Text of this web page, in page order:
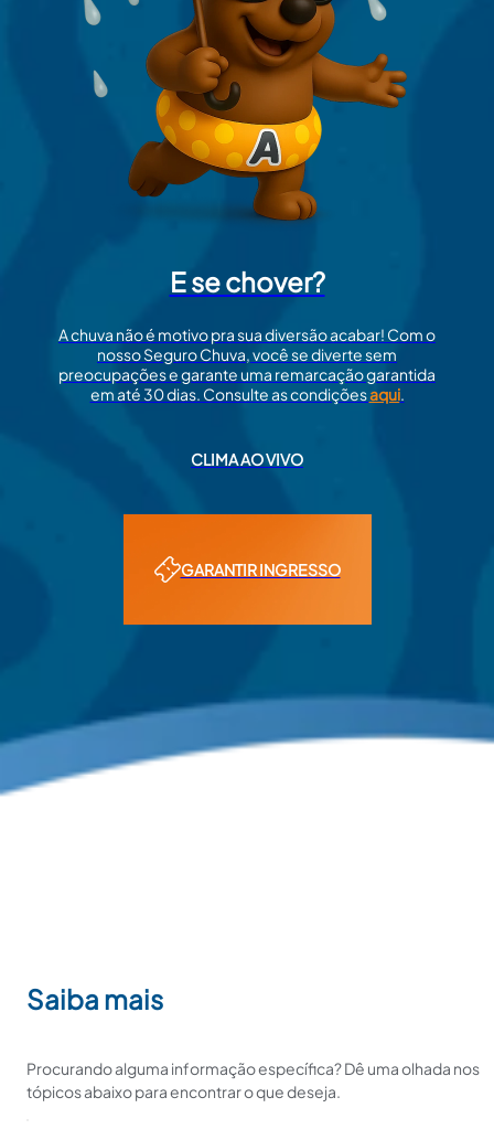
E se chover?
A chuva não é motivo pra sua diversão acabar! Com o
nosso Seguro Chuva, você se diverte sem
preocupações e garante uma remarcação garantida
em até 30 dias. Consulte as condiçõesaqui.
CLIMA AO VIVO
GARANTIR INGRESSO
Saiba mais
Procurando alguma informação específica? Dê uma olhada nos
tópicos abaixo para encontrar o que deseja.